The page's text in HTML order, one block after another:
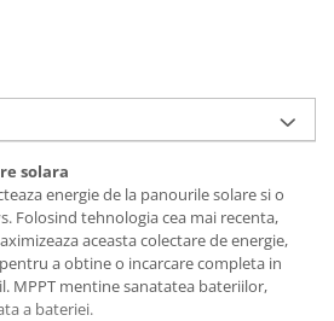
solara
energie de la panourile solare si o
Folosind tehnologia cea mai recenta,
aceasta colectare de energie,
a obtine o incarcare completa in
MPPT mentine sanatatea bateriilor,
a bateriei.